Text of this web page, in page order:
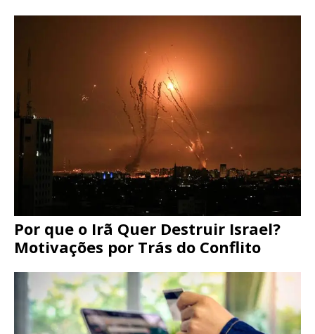
Por que o Irã Quer Destruir Israel?
Motivações por Trás do Conflito